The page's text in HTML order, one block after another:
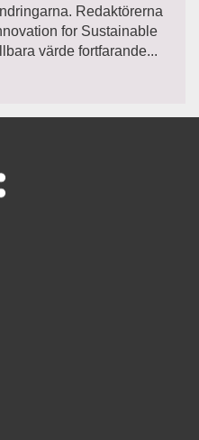
Redaktörerna
for Sustainable
värde fortfarande...